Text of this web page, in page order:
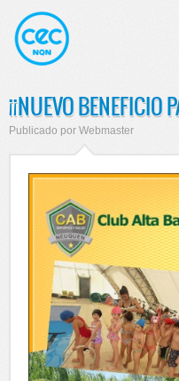
¡¡NUEVO BENEFICIO
Publicado por Webmaster